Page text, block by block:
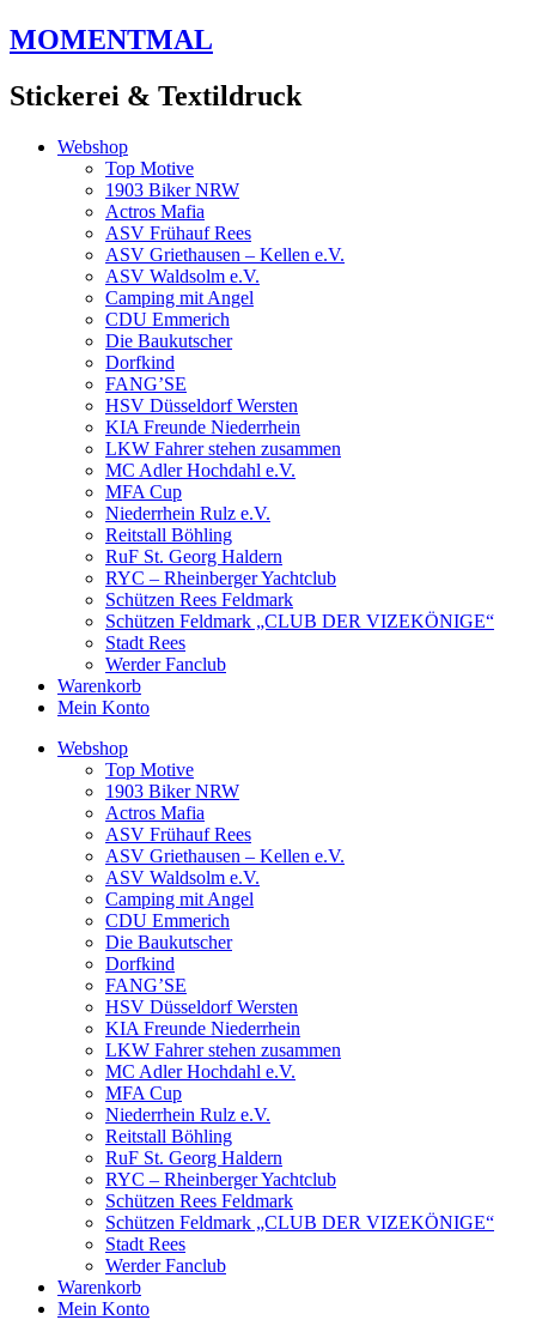
Zum
Inhalt
MOMENTMAL
Stickerei & Textildruck
Webshop
Top Motive
1903 Biker NRW
Actros Mafia
ASV Frühauf Rees
ASV Griethausen – Kellen e.V.
ASV Waldsolm e.V.
Camping mit Angel
CDU Emmerich
Die Baukutscher
Dorfkind
FANG’SE
HSV Düsseldorf Wersten
KIA Freunde Niederrhein
LKW Fahrer stehen zusammen
MC Adler Hochdahl e.V.
MFA Cup
Niederrhein Rulz e.V.
Reitstall Böhling
RuF St. Georg Haldern
RYC – Rheinberger Yachtclub
Schützen Rees Feldmark
Schützen Feldmark „CLUB DER VIZEKÖNIGE“
Stadt Rees
Werder Fanclub
Warenkorb
Mein Konto
Webshop
Top Motive
1903 Biker NRW
Actros Mafia
ASV Frühauf Rees
ASV Griethausen – Kellen e.V.
ASV Waldsolm e.V.
Camping mit Angel
CDU Emmerich
Die Baukutscher
Dorfkind
FANG’SE
HSV Düsseldorf Wersten
KIA Freunde Niederrhein
LKW Fahrer stehen zusammen
MC Adler Hochdahl e.V.
MFA Cup
Niederrhein Rulz e.V.
Reitstall Böhling
RuF St. Georg Haldern
RYC – Rheinberger Yachtclub
Schützen Rees Feldmark
Schützen Feldmark „CLUB DER VIZEKÖNIGE“
Stadt Rees
Werder Fanclub
Warenkorb
Mein Konto